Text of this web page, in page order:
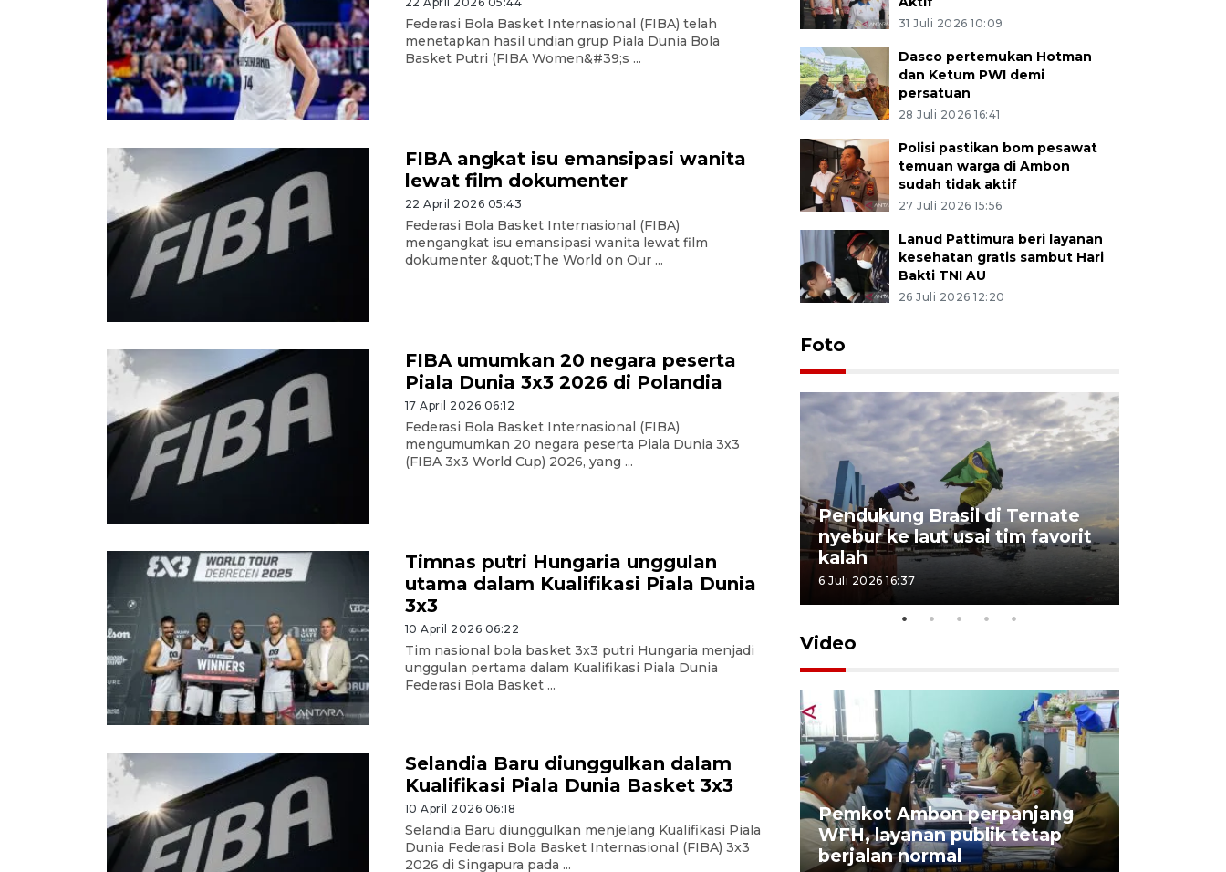
Federasi Bola Basket Internasional (FIBA) telah
menetapkan hasil undian grup Piala Dunia Bola
Basket Putri (FIBA Women&#39;s ...
FIBA angkat isu emansipasi wanita
lewat film dokumenter
22 April 2026 05:43
Federasi Bola Basket Internasional (FIBA)
mengangkat isu emansipasi wanita lewat film
dokumenter &quot;The World on Our ...
FIBA umumkan 20 negara peserta
Piala Dunia 3x3 2026 di Polandia
17 April 2026 06:12
Federasi Bola Basket Internasional (FIBA)
mengumumkan 20 negara peserta Piala Dunia 3x3
(FIBA 3x3 World Cup) 2026, yang ...
Timnas putri Hungaria unggulan
utama dalam Kualifikasi Piala Dunia
3x3
10 April 2026 06:22
Tim nasional bola basket 3x3 putri Hungaria menjadi
unggulan pertama dalam Kualifikasi Piala Dunia
Federasi Bola Basket ...
Selandia Baru diunggulkan dalam
Kualifikasi Piala Dunia Basket 3x3
10 April 2026 06:18
Selandia Baru diunggulkan menjelang Kualifikasi Piala
Dunia Federasi Bola Basket Internasional (FIBA) 3x3
2026 di Singapura pada ...
31 Juli 2026 10:09
Dasco pertemukan Hotman
dan Ketum PWI demi
persatuan
28 Juli 2026 16:41
Polisi pastikan bom pesawat
temuan warga di Ambon
sudah tidak aktif
27 Juli 2026 15:56
Lanud Pattimura beri layanan
kesehatan gratis sambut Hari
Bakti TNI AU
26 Juli 2026 12:20
Foto
Pasar Higienis
5 Mei 2026 05:32
Pendukung Brasil di Ternate
nyebur ke laut usai tim favorit
kalah
6 Juli 2026 16:37
Video
Ambon ajak semua pihak buka
ruang pada anak di lembaga
pembinaan
Pemkot Ambon perpanjang
WFH, layanan publik tetap
berjalan normal